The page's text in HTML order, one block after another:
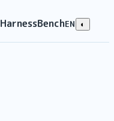
HarnessBenchEN ◐